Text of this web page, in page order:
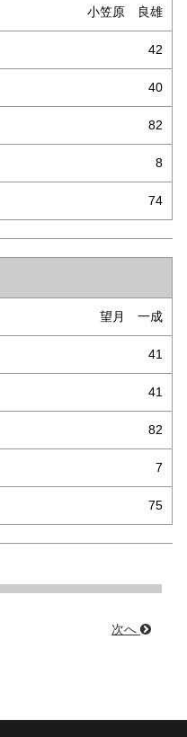
小笠原 良雄
42
40
82
8
74
望月 一成
41
41
82
7
75
次へ